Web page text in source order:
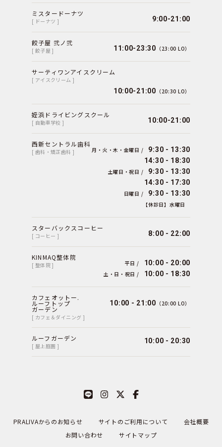
ミスタードーナツ
[ ドーナツ ] 9:00-21:00
餃子屋 弐ノ弐
[ 餃子屋 ] 11:00-23:30 （23:00 LO）
サーティワンアイスクリーム
[ アイスクリーム ]
10:00-21:00 （20:30 LO）
姪浜ドライビングスクール
[ 自動車学校 ] 10:00-21:00
西新セントラル歯科
[ 歯科・矯正歯科 ] 月・火・木・金曜日 /
9:30 - 13:30
14:30 - 18:30
土曜日・祝日 /
9:30 - 13:30
14:30 - 17:30
日曜日 / 9:30 - 13:30
【休診日】水曜日
スターバックスコーヒー
[ コーヒー ] 8:00 - 22:00
KINMAQ整体院
[ 整体院 ] 平日 / 10:00 - 20:00
土・日・祝日 / 10:00 - 18:30
カフェオットー.
ルーフトップ
ガーデン
[ カフェ＆ダイニング ]
10:00 - 21:00 （20:00 LO）
ルーフガーデン
[ 屋上庭園 ]
10:00 - 20:30
PRALIVAからのお知らせ サイトのご利用について
会社概要
お問い合わせ
サイトマップ